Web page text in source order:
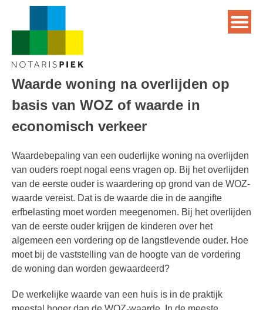
Waarde woning na overlijden op
basis van WOZ of waarde in
economisch verkeer
Waardebepaling van een ouderlijke woning na overlijden
van ouders roept nogal eens vragen op. Bij het overlijden
van de eerste ouder is waardering op grond van de WOZ-
waarde vereist. Dat is de waarde die in de aangifte
erfbelasting moet worden meegenomen. Bij het overlijden
van de eerste ouder krijgen de kinderen over het
algemeen een vordering op de langstlevende ouder. Hoe
moet bij de vaststelling van de hoogte van de vordering
de woning dan worden gewaardeerd?
De werkelijke waarde van een huis is in de praktijk